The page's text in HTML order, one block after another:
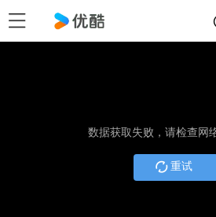
数据获取失败，请检查网
重试